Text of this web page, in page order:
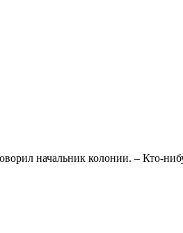
начальник колонии. – Кто-